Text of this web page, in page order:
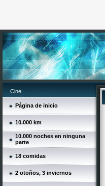
Cine
Página de inicio
10.000 km
10.000 noches en ninguna
parte
18 comidas
2 otoños, 3 inviernos